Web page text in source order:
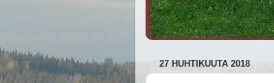
27 HUHTIKUUTA 2018